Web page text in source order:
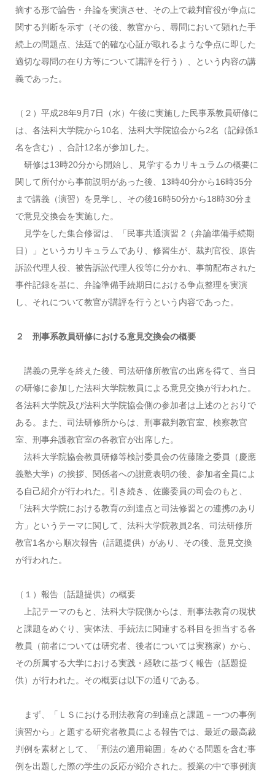
摘する形で論告・弁論を実演させ、その上で裁判官役が争点に
関する判断を示す（その後、教官から、尋問において顕れた手
続上の問題点、法廷で的確な心証が取れるような争点に即した
適切な尋問の在り方等について講評を行う）、という内容の講
義であった。
（２）平成28年9月7日（水）午後に実施した民事系教員研修に
は、各法科大学院から10名、法科大学院協会から2名（記録係1
名を含む）、合計12名が参加した。
研修は13時20分から開始し、見学するカリキュラムの概要に
関して所付から事前説明があった後、13時40分から16時35分
まで講義（演習）を見学し、その後16時50分から18時30分ま
で意見交換会を実施した。
見学をした集合修習は、「民事共通演習 2（弁論準備手続期
日）」というカリキュラムであり、修習生が、裁判官役、原告
訴訟代理人役、被告訴訟代理人役等に分かれ、事前配布された
事件記録を基に、弁論準備手続期日における争点整理を実演
し、それについて教官が講評を行うという内容であった。
２ 刑事系教員研修における意見交換会の概要
講義の見学を終えた後、司法研修所教官の出席を得て、当日
の研修に参加した法科大学院教員による意見交換が行われた。
各法科大学院及び法科大学院協会側の参加者は上述のとおりで
ある。また、司法研修所からは、刑事裁判教官室、検察教官
室、刑事弁護教官室の各教官が出席した。
法科大学院協会教員研修等検討委員会の佐藤隆之委員（慶應
義塾大学）の挨拶、関係者への謝意表明の後、参加者全員によ
る自己紹介が行われた。引き続き、佐藤委員の司会のもと、
「法科大学院における教育の到達点と司法修習との連携のあり
方」というテーマに関して、法科大学院教員2名、司法研修所
教官1名から順次報告（話題提供）があり、その後、意見交換
が行われた。
（１）報告（話題提供）の概要
上記テーマのもと、法科大学院側からは、刑事法教育の現状
と課題をめぐり、実体法、手続法に関連する科目を担当する各
教員（前者については研究者、後者については実務家）から、
その所属する大学における実践・経験に基づく報告（話題提
供）が行われた。その概要は以下の通りである。
まず、「ＬＳにおける刑法教育の到達点と課題－一つの事例
演習から」と題する研究者教員による報告では、最近の最高裁
判例を素材として、「刑法の適用範囲」をめぐる問題を含む事
例を出題した際の学生の反応が紹介された。授業の中で事例演